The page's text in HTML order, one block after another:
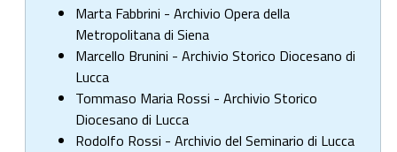
Marta Fabbrini - Archivio Opera della
Metropolitana di Siena
Marcello Brunini - Archivio Storico Diocesano di
Lucca
Tommaso Maria Rossi - Archivio Storico
Diocesano di Lucca
Rodolfo Rossi - Archivio del Seminario di Lucca